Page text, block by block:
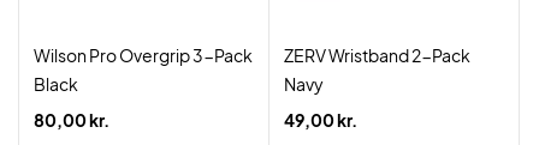
Wilson Pro Overgrip 3-Pack
Black
80,00 kr.
ZERV Wristband 2-Pack
Navy
49,00 kr.